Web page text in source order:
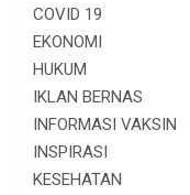
COVID 19
EKONOMI
HUKUM
IKLAN BERNAS
INFORMASI VAKSIN
INSPIRASI
KESEHATAN